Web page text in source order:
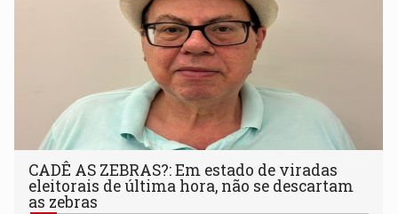
CADÊ AS ZEBRAS?: Em estado de viradas
eleitorais de última hora, não se descartam
as zebras